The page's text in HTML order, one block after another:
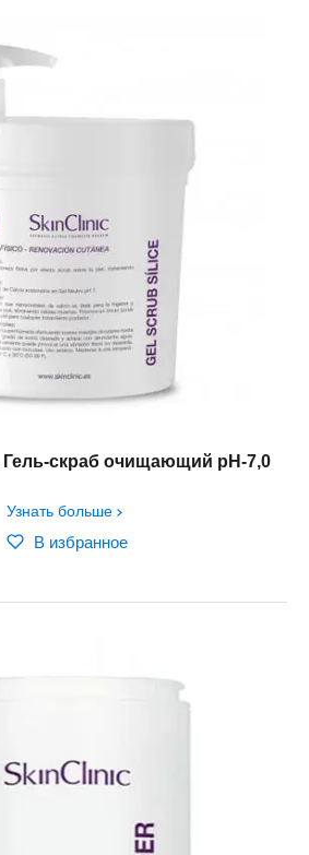
Гель-скраб очищающий рH-7,0
Узнать больше
В избранное